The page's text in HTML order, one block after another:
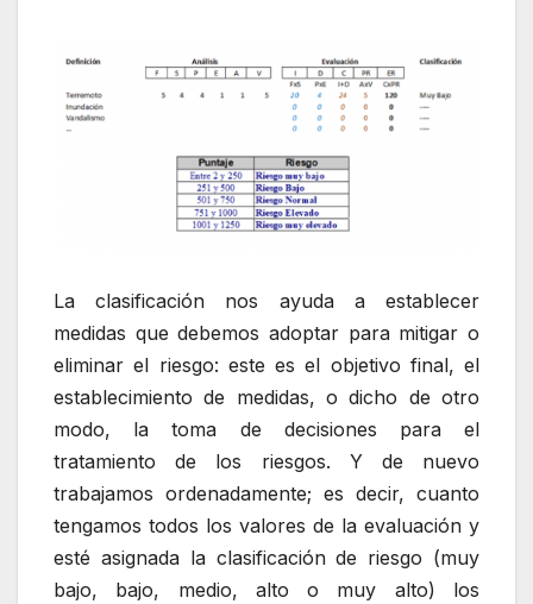
La clasificación nos ayuda a establecer
medidas que debemos adoptar para mitigar o
eliminar el riesgo: este es el objetivo final, el
establecimiento de medidas, o dicho de otro
modo, la toma de decisiones para el
tratamiento de los riesgos. Y de nuevo
trabajamos ordenadamente; es decir, cuanto
tengamos todos los valores de la evaluación y
esté asignada la clasificación de riesgo (muy
bajo, bajo, medio, alto o muy alto) los